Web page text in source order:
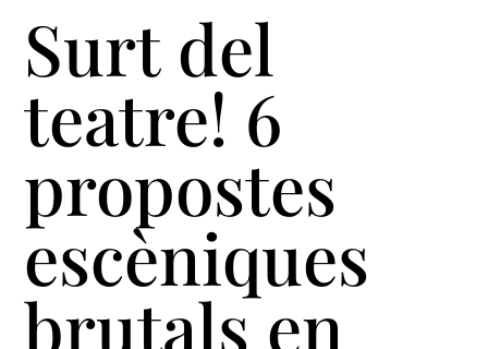
Surt del
teatre! 6
propostes
escèniques
brutals en